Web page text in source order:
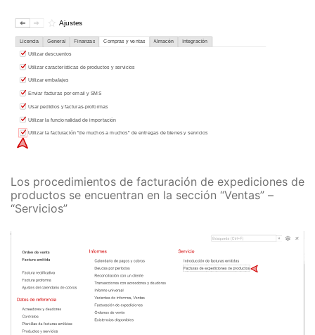
Los procedimientos de facturación de expediciones de
productos se encuentran en la sección “Ventas” –
“Servicios”